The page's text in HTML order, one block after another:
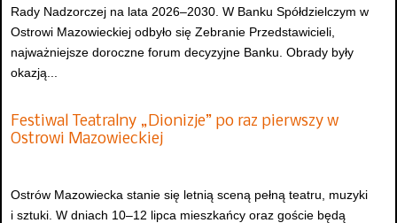
Rady Nadzorczej na lata 2026–2030. W Banku Spółdzielczym w
Ostrowi Mazowieckiej odbyło się Zebranie Przedstawicieli,
najważniejsze doroczne forum decyzyjne Banku. Obrady były
okazją...
Festiwal Teatralny „Dionizje” po raz pierwszy w
Ostrowi Mazowieckiej
Ostrów Mazowiecka stanie się letnią sceną pełną teatru, muzyki
i sztuki. W dniach 10–12 lipca mieszkańcy oraz goście będą